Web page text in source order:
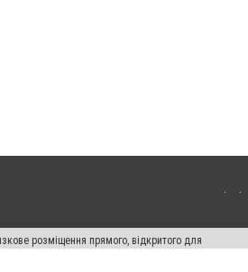
розміщення прямого, відкритого для